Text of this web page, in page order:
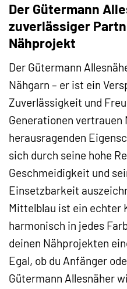
Der Gütermann
zuverlässiger
Nähprojekt
Der Gütermann
Nähgarn – er ist ein
Zuverlässigkeit und
Generationen
herausragenden
sich durch seine hohe
Geschmeidigkeit und
Einsetzbarkeit
Mittelblau ist ein echter
harmonisch in jedes
deinen Nähprojekten
Egal, ob du Anfänger
Gütermann Allesnäher